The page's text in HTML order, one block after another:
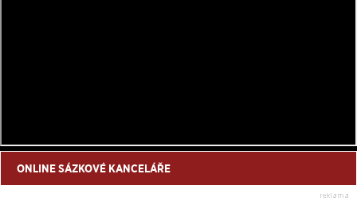
ONLINE SÁZKOVÉ KANCELÁŘE